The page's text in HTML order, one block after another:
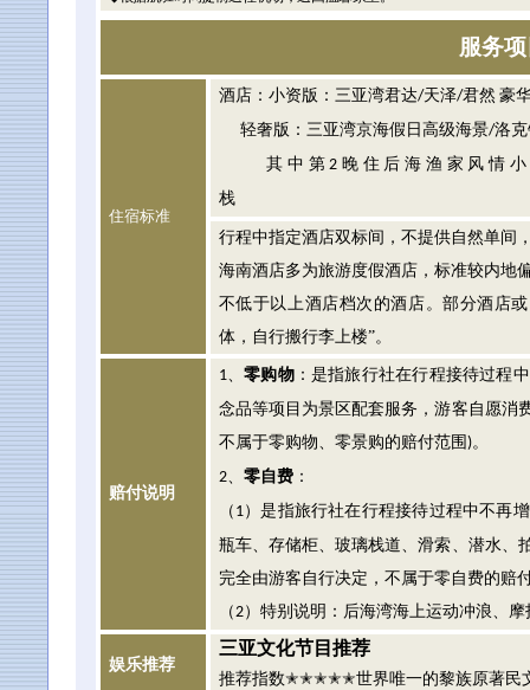
服务
住宿标准
酒店：小资版：三亚湾君达/天泽/君然 豪
轻奢版：三亚湾京海假日高级海景/洛
其中第2 晚住后海渔家风情
栈
行程中指定酒店双标间，不提供自然单间
海南酒店多为旅游度假酒店，标准较内地
不低于以上酒店档次的酒店。部分酒店
体，自行搬行李上楼”。
赔付说明
1、零购物：是指旅行社在行程接待过程
念品等项目为景区配套服务，游客自愿消
不属于零购物、零景购的赔付范围 )。
2、 零自费：
（ 1）是指旅行社在行程接待过程中不再
瓶车、存储柜、玻璃栈道、滑索、潜水、
完全由游客自行决定，不属于零自费的赔
（2）特别说明：后海湾海上运动冲浪、
娱乐推荐
三亚文化节目推荐
推荐指数✭✭✭✭✭世界唯一的黎族原著民